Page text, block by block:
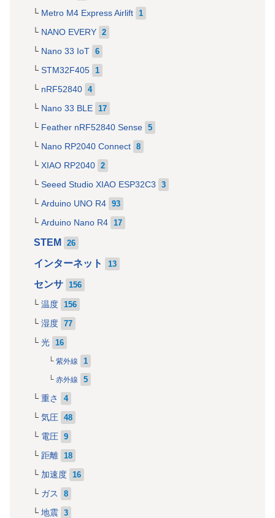
Metro M4 Express Airlift 1
NANO EVERY 2
Nano 33 IoT 6
STM32F405 1
nRF52840 4
Nano 33 BLE 17
Feather nRF52840 Sense 5
Nano RP2040 Connect 8
XIAO RP2040 2
Seeed Studio XIAO ESP32C3 3
Arduino UNO R4 93
Arduino Nano R4 17
STEM 26
インターネット 13
センサ 156
温度 156
湿度 77
光 16
紫外線 1
赤外線 5
重さ 4
気圧 48
電圧 9
距離 18
加速度 16
ガス 8
地震 3